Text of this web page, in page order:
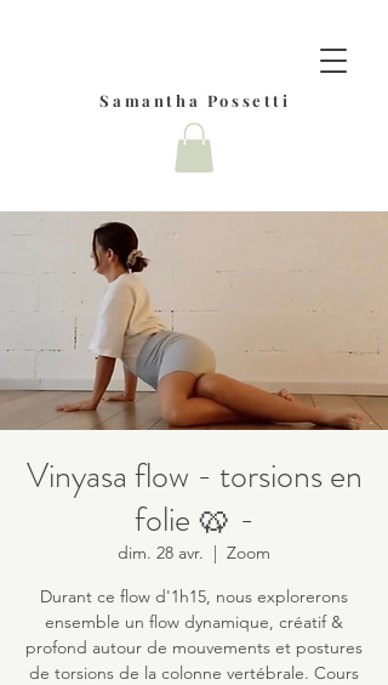
Samantha Possetti
Vinyasa flow - torsions en
folie 🥨 -
dim. 28 avr.
  |
Zoom
Durant ce flow d'1h15, nous explorerons
ensemble un flow dynamique, créatif &
profond autour de mouvements et postures
de torsions de la colonne vertébrale. Cours